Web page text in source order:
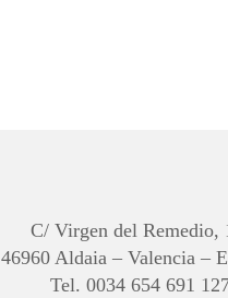
C/ Virgen del Remedio,
46960 Aldaia – Valencia –
Tel. 0034 654 691